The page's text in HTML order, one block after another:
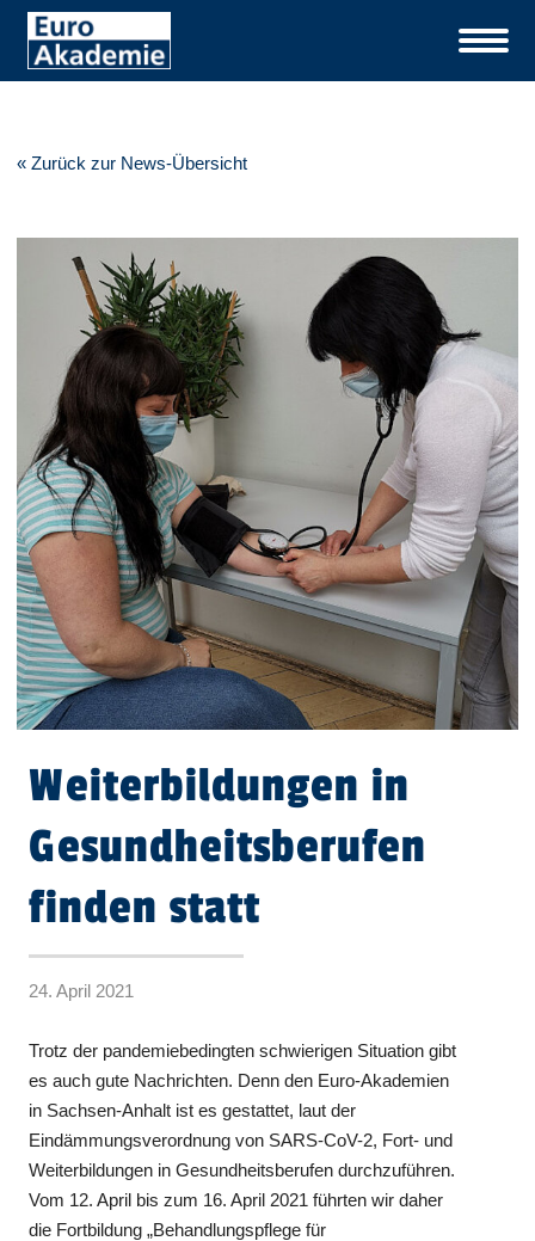
« Zurück zur News-Übersicht
Weiterbildungen in
Gesundheitsberufen
finden statt
24. April 2021
Trotz der pandemiebedingten schwierigen Situation gibt
es auch gute Nachrichten. Denn den Euro-Akademien
in Sachsen-Anhalt ist es gestattet, laut der
Eindämmungsverordnung von SARS-CoV-2, Fort- und
Weiterbildungen in Gesundheitsberufen durchzuführen.
Vom 12. April bis zum 16. April 2021 führten wir daher
die Fortbildung „Behandlungspflege für